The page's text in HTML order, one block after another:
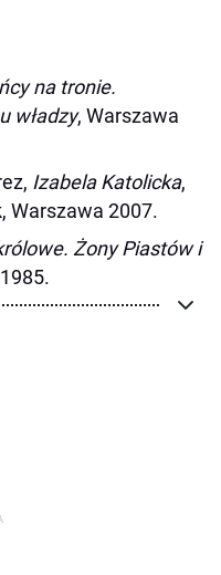
na tronie.
władzy, Warszawa
Izabela Katolicka,
Warszawa 2007.
Żony Piastów i